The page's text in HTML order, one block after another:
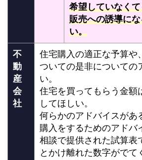
希望していなく
販売への誘導に
い。
不
動
産
会
社
住宅購入の適正な予算や
ついての是非についての
い。
住宅を買ってもらう金額
してほしい。
何らかのアドバイスがあ
購入をするためのアドバ
相談で提供された試算表
とかけ離れた数字がでて